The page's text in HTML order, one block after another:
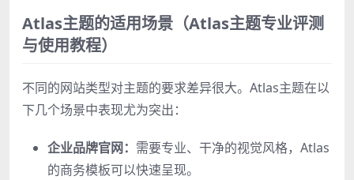
Atlas主题的适用场景（Atlas主题专业评测
与使用教程）
不同的网站类型对主题的要求差异很大。Atlas主题在以
下几个场景中表现尤为突出：
企业品牌官网： 需要专业、干净的视觉风格，Atlas
的商务模板可以快速呈现。